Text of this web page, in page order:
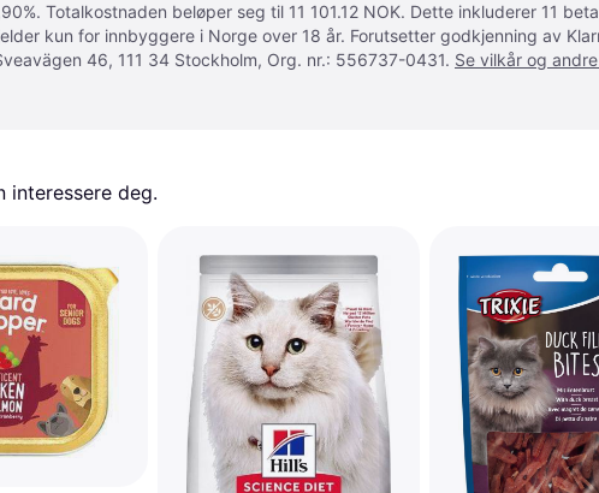
Totalkostnaden beløper seg til 11 101.12 NOK. Dette inkluderer 11
kun for innbyggere i Norge over 18 år. Forutsetter godkjenning av
46, 111 34 Stockholm, Org. nr.: 556737-0431. Se vilkår og
interessere deg.